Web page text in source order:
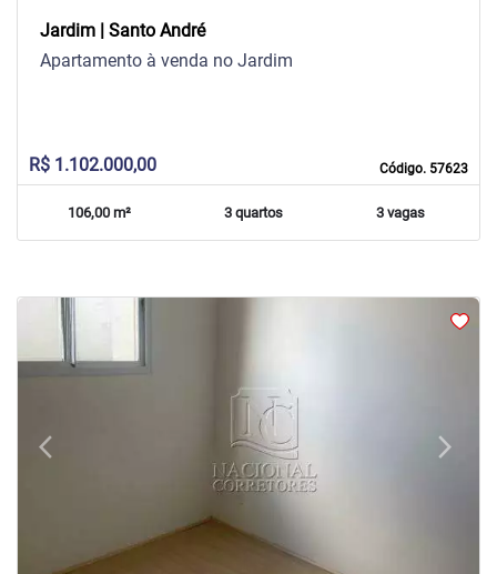
Jardim | Santo André
Código. 57623
Apartamento à venda no Jardim
R$ 1.102.000,00
106,00 m² 3 quartos 3 vagas
arrow_back_iosPrevious arrow_forward_ios
Next